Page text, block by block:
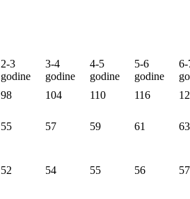
2-3
godine
3-4
godine
4-5
godine
5-6
godine
6-
98 104 110 116
55 57 59 61 63
52 54 55 56 57